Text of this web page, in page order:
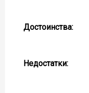
Достоинства:
Недостатки: